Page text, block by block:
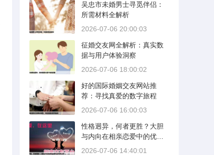
吴忠市未婚男士寻觅伴侣：
所需材料全解析
2026-07-06 20:00:03
征婚交友网全解析：真实数
据与用户体验洞察
2026-07-06 18:00:02
好的国际婚姻交友网站推
荐：寻找真爱的数字旅程
2026-07-06 16:00:03
性格迥异，何者更胜？大胆
与内向在相亲恋爱中的优势
分析
2026-07-06 14:40:01